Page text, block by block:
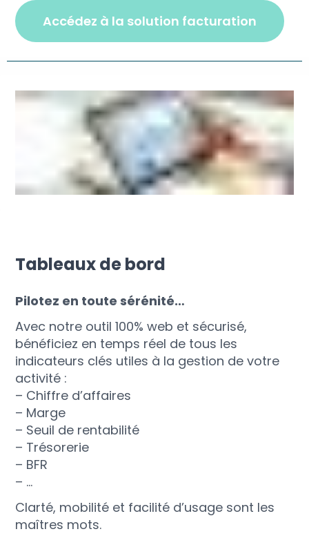
accédez à la solution facturation
Tableaux de bord
Pilotez en toute sérénité…
Avec notre outil 100% web et sécurisé,
bénéficiez en temps réel de tous les
indicateurs clés utiles à la gestion de votre
activité :
– Chiffre d’affaires
– Marge
– Seuil de rentabilité
– Trésorerie
– BFR
– …
Clarté, mobilité et facilité d’usage sont les
maîtres mots.